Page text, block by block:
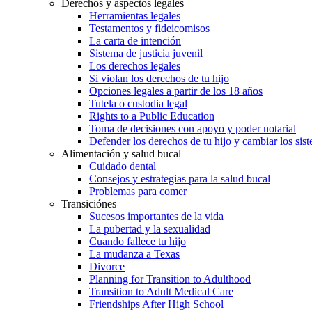
Derechos y aspectos legales
Herramientas legales
Testamentos y fideicomisos
La carta de intención
Sistema de justicia juvenil
Los derechos legales
Si violan los derechos de tu hijo
Opciones legales a partir de los 18 años
Tutela o custodia legal
Rights to a Public Education
Toma de decisiones con apoyo y poder notarial
Defender los derechos de tu hijo y cambiar los
Alimentación y salud bucal
Cuidado dental
Consejos y estrategias para la salud bucal
Problemas para comer
Transiciónes
Sucesos importantes de la vida
La pubertad y la sexualidad
Cuando fallece tu hijo
La mudanza a Texas
Divorce
Planning for Transition to Adulthood
Transition to Adult Medical Care
Friendships After High School